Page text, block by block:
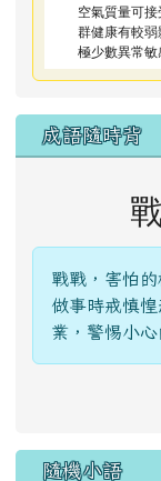
空氣質量可
群健康有較弱
極少數異常
成語隨時背
戰
戰戰，害怕
做事時戒慎
業，警惕小
隨機小語